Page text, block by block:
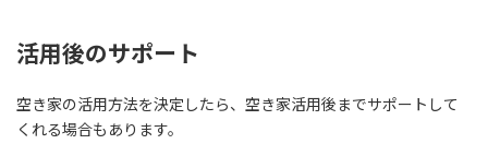
活用後のサポート
空き家の活用方法を決定したら、空き家活用後までサポートして
くれる場合もあります。